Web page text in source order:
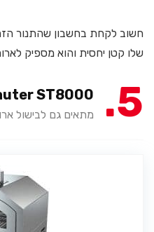
חשוב לקחת בחשבון שהתנור
שלו קטן יחסית והוא מספיק לארוחה של
5
ST8000
מתאים גם לבישול